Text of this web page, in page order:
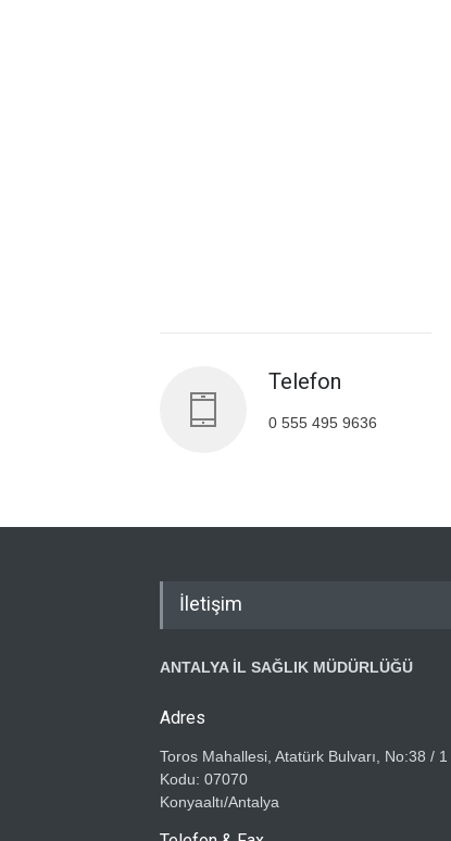
Telefon
0 555 495 9636
İletişim
ANTALYA İL SAĞLIK MÜDÜRLÜĞÜ
Adres
Toros Mahallesi, Atatürk Bulvarı, No:38 /
Kodu: 07070
Konyaaltı/Antalya